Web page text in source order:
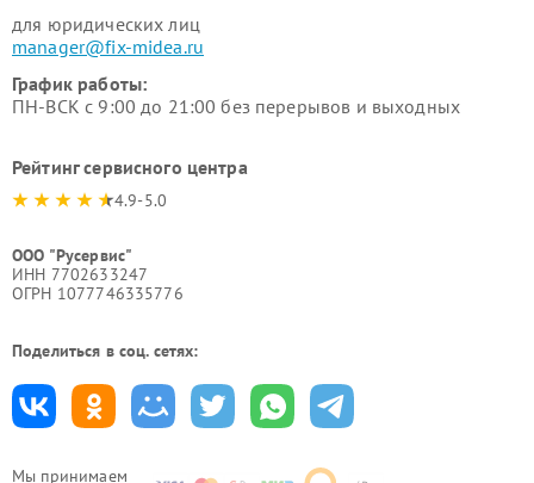
Мы принимаем
для юридических лиц
manager@fix-midea.ru
График работы:
ПН-ВСК с 9:00 до 21:00 без перерывов и выходных
Рейтинг сервисного центра
4.9-5.0
ООО "Русервис"
ИНН 7702633247
ОГРН 1077746335776
Поделиться в соц. сетях: